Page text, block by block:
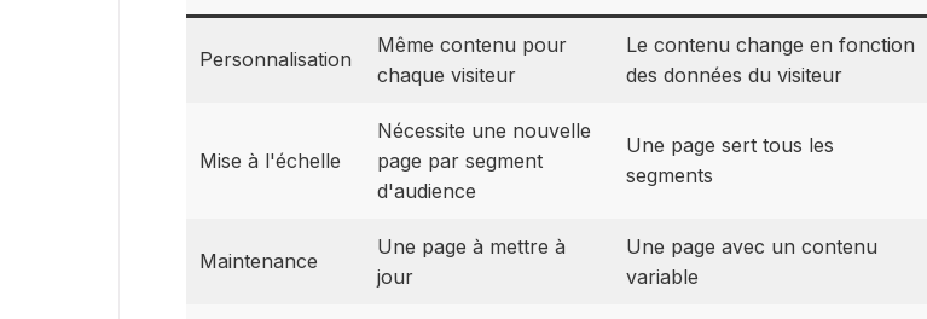
Personnalisation
Même contenu pour
chaque visiteur
Le contenu change en fonction
des données du visiteur
Mise à l'échelle
Nécessite une nouvelle
page par segment
d'audience
Une page sert tous les
segments
Maintenance
Une page à mettre à
jour
Une page avec un contenu
variable